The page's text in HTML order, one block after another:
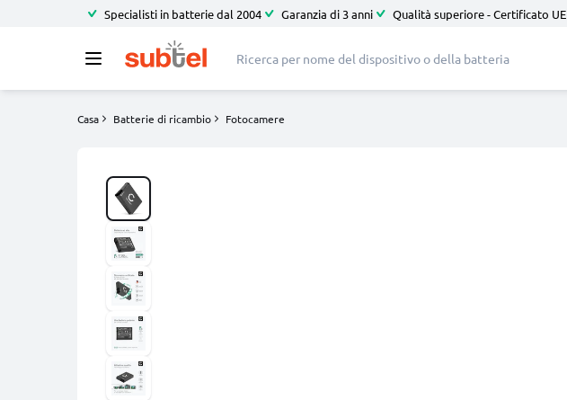
Specialisti in batterie dal 2004 Garanzia di 3 anni Qualità superiore - Certificato UE
Casa Batterie di ricambio Fotocamere